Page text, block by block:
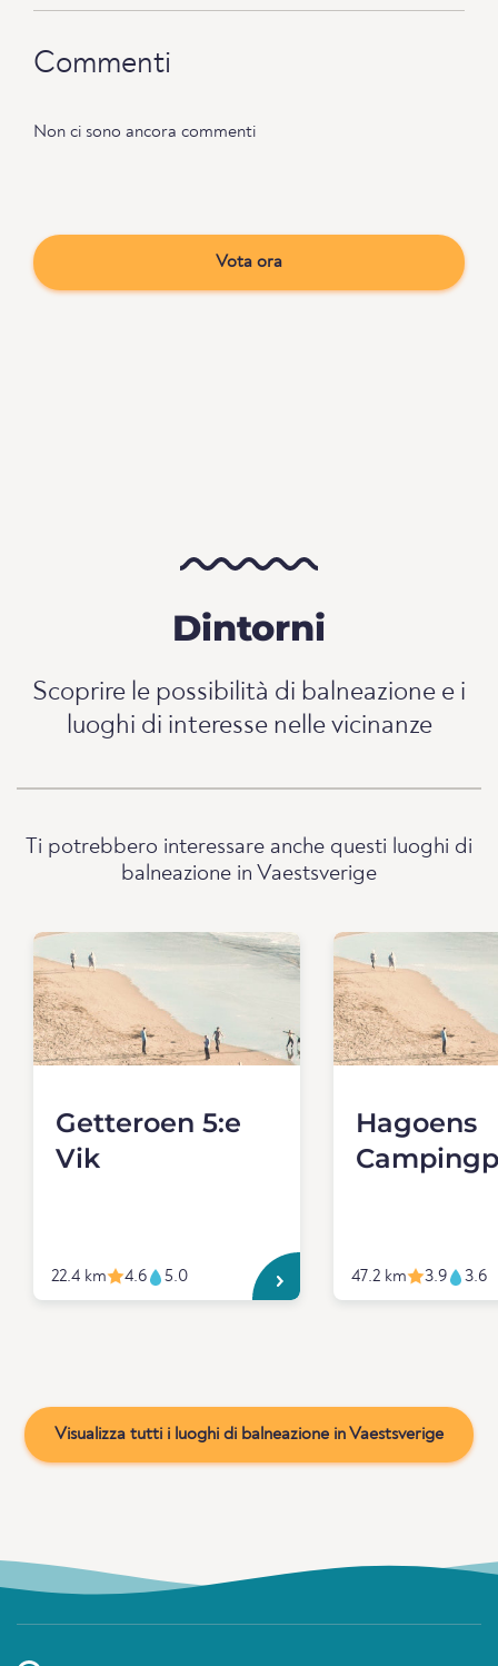
Commenti
Non ci sono ancora commenti
Vota ora
Dintorni
Scoprire le possibilità di balneazione e i
luoghi di interesse nelle vicinanze
Ti potrebbero interessare anche questi luoghi di
balneazione in Vaestsverige
Getteroen 5:e
Vik
22.4 km 4.6 5.0
Hagoens
47.2 km 3.9 3.6
Visualizza tutti i luoghi di balneazione in Vaestsverige